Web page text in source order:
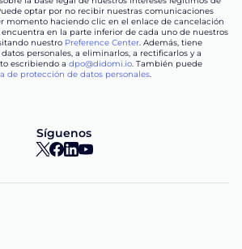
optar por no recibir nuestras comunicaciones
momento haciendo clic en el enlace de cancelación
en la parte inferior de cada uno de nuestros
nuestro Preference Center. Además, tiene
personales, a eliminarlos, a rectificarlos y a
escribiendo a dpo@didomi.io. También puede
de protección de datos personales.
Síguenos